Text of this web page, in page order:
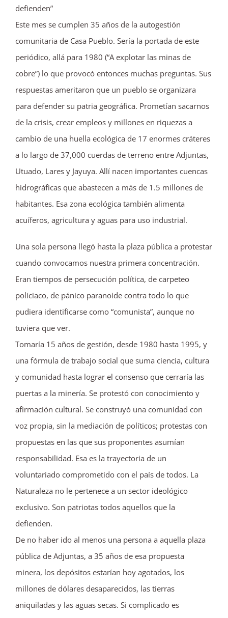
defienden”
Este mes se cumplen 35 años de la autogestión
comunitaria de Casa Pueblo. Sería la portada de este
periódico, allá para 1980 (“A explotar las minas de
cobre”) lo que provocó entonces muchas preguntas. Sus
respuestas ameritaron que un pueblo se organizara
para defender su patria geográfica. Prometían sacarnos
de la crisis, crear empleos y millones en riquezas a
cambio de una huella ecológica de 17 enormes cráteres
a lo largo de 37,000 cuerdas de terreno entre Adjuntas,
Utuado, Lares y Jayuya. Allí nacen importantes cuencas
hidrográficas que abastecen a más de 1.5 millones de
habitantes. Esa zona ecológica también alimenta
acuíferos, agricultura y aguas para uso industrial.
Una sola persona llegó hasta la plaza pública a protestar
cuando convocamos nuestra primera concentración.
Eran tiempos de persecución política, de carpeteo
policiaco, de pánico paranoide contra todo lo que
pudiera identificarse como “comunista”, aunque no
tuviera que ver.
Tomaría 15 años de gestión, desde 1980 hasta 1995, y
una fórmula de trabajo social que suma ciencia, cultura
y comunidad hasta lograr el consenso que cerraría las
puertas a la minería. Se protestó con conocimiento y
afirmación cultural. Se construyó una comunidad con
voz propia, sin la mediación de políticos; protestas con
propuestas en las que sus proponentes asumían
responsabilidad. Esa es la trayectoria de un
voluntariado comprometido con el país de todos. La
Naturaleza no le pertenece a un sector ideológico
exclusivo. Son patriotas todos aquellos que la
defienden.
De no haber ido al menos una persona a aquella plaza
pública de Adjuntas, a 35 años de esa propuesta
minera, los depósitos estarían hoy agotados, los
millones de dólares desaparecidos, las tierras
aniquiladas y las aguas secas. Si complicado es